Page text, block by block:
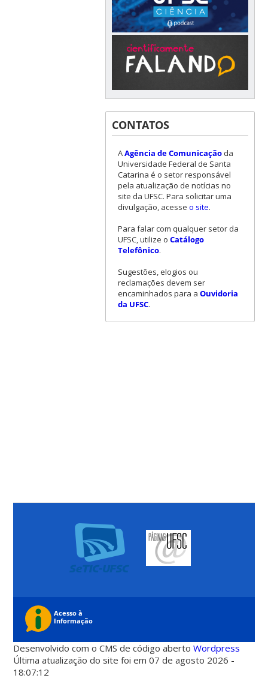
CONTATOS
AAgência de Comunicaçãoda
Universidade Federal de Santa
Catarina é o setor responsável
pela atualização de notícias no
site da UFSC. Para solicitar uma
divulgação, acesse o site.
Para falar com qualquer setor da
UFSC, utilize o Catálogo
Telefônico.
Sugestões, elogios ou
reclamações devem ser
encaminhados para a Ouvidoria
da UFSC.
Desenvolvido com o CMS de código abertoWordpress
Última atualização do site foi em 07 de agosto 2026 -
18:07:12